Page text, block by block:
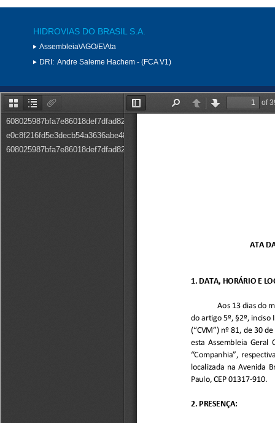
HIDROVIAS DO BRASIL S.A.
Assembleia\AGO/E\Ata
DRI: Andre Saleme Hachem - (FCA V1)